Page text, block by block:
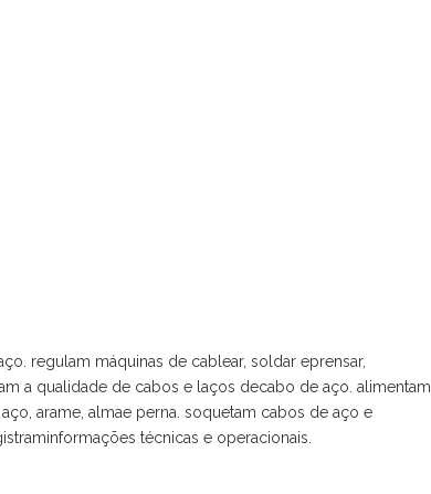
regulam máquinas de cablear, soldar eprensar,
a qualidade de cabos e laços decabo de aço. alimentam
arame, almae perna. soquetam cabos de aço e
técnicas e operacionais.